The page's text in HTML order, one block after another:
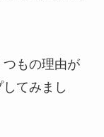
もの理由が
てみまし